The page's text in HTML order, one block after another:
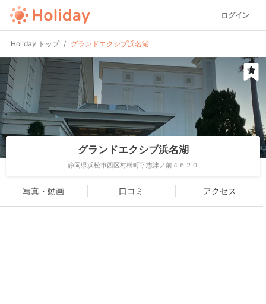
ログイン
Holiday トップ グランドエクシブ浜名湖
グランドエクシブ浜名湖
静岡県浜松市西区村櫛町字志津ノ前４６２０
写真・動画 口コミ アクセス